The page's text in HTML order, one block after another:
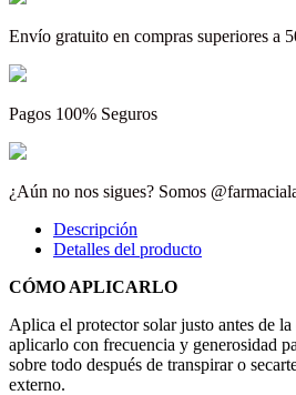
Envío gratuito en compras superiores a
Pagos 100% Seguros
¿Aún no nos sigues? Somos
Descripción
Detalles del producto
CÓMO APLICARLO
Aplica el protector solar justo antes de
aplicarlo con frecuencia y generosidad
sobre todo después de transpirar o
externo.